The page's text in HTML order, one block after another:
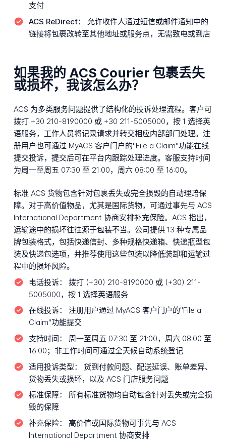
支付
ACS ReDirect：
允许收件人通过短信或邮件通知中的
链接将包裹改转至其他地址或服务点，无需致电或到店
如果我的 ACS Courier 包裹丢失
或损坏，我该怎么办？
ACS 为多类服务问题提供了结构化的投诉处理流程。客户可
拨打 +30 210-8190000 或 +30 211-5005000，按 1 选择英
语服务，工作人员将记录请求并转交相应内部部门处理。注
册用户也可通过 MyACS 客户门户的"File a Claim"功能在线
提交投诉，提交后可在平台内跟踪处理进度。客服支持时间
为周一至周五 07:30 至 21:00，周六 08:00 至 16:00。
标准 ACS 货物包含针对包裹丢失或完全损毁的自动理赔保
障。对于高价值物品，尤其是国际货物，可通过事先与 ACS
International Department 协商安排补充保险。ACS 指出，
运输途中的损坏往往源于包装不当。公司提供 13 种专属品
牌包装格式，包括快递信封、多种规格快递箱、快递瓶型包
装及快递包选项，并推荐使用这些包装以降低装卸和运输过
程中的损坏风险。
电话投诉：
拨打 (+30) 210-8190000 或 (+30) 211-
5005000，按 1 选择英语服务
在线投诉：
注册用户通过 MyACS 客户门户的"File a
Claim"功能提交
支持时间：
周一至周五 07:30 至 21:00，周六 08:00 至
16:00；非工作时间可通过全天候自动系统登记
适用投诉类型：
货到付款问题、配送延误、账单差异、
货物丢失或损坏，以及 ACS 门店服务问题
标准保障：
所有标准货物均自动包含针对丢失或完全损
毁的保障
补充保险：
高价值或国际货物可事先与 ACS
International Department 协商安排